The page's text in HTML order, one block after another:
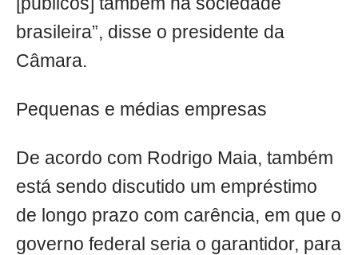
brasileira”, disse o presidente da
Câmara.
Pequenas e médias empresas
De acordo com Rodrigo Maia, também
está sendo discutido um empréstimo
de longo prazo com carência, em que o
governo federal seria o garantidor, para